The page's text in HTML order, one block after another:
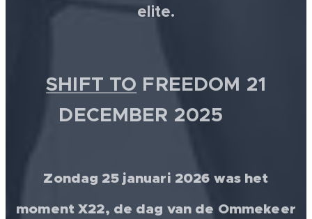
elite.
SHIFT TO FREEDOM 21
DECEMBER 2025 💫
Zondag 25 januari 2026 was het
moment X22, de dag van de Ommekeer